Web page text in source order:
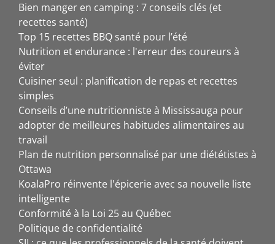
Bien manger en camping : 7 conseils clés (et
recettes santé)
Top 15 recettes BBQ santé pour l’été
Nutrition et endurance : l'erreur des coureurs à
éviter
Cuisiner seul : planification de repas et recettes
simples
Conseils d’une nutritionniste à Mississauga pour
adopter de meilleures habitudes alimentaires au
travail
Plan de nutrition personnalisé par une diététistes à
Ottawa
KoalaPro réinvente l'épicerie avec sa nouvelle liste
intelligente
Conformité à la Loi 25 au Québec
Politique de confidentialité